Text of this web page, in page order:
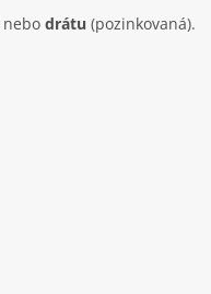
nebo drátu (pozinkovaná).